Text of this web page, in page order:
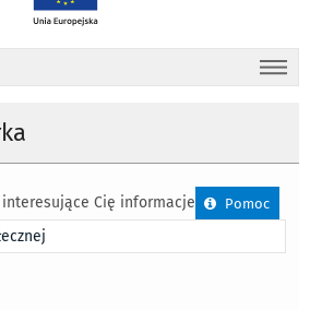
Pomoc
interesujące Cię informacje